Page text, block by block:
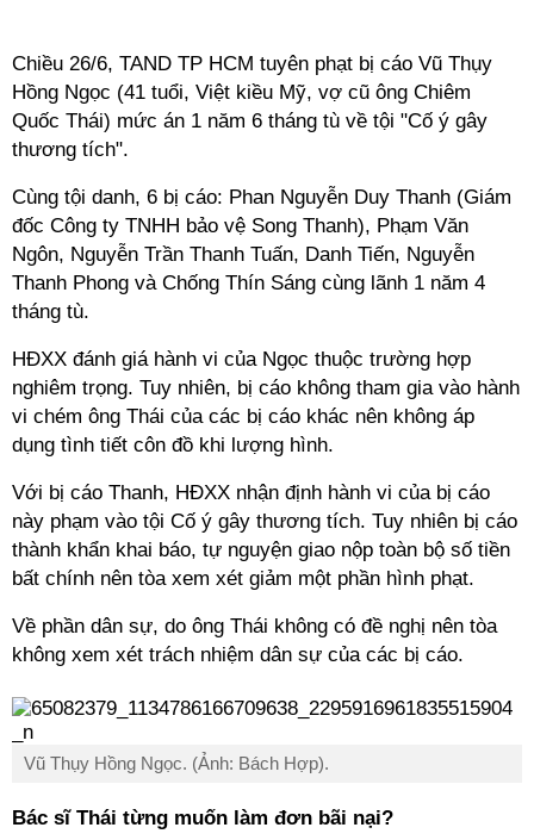
Chiều 26/6, TAND TP HCM tuyên phạt bị cáo Vũ Thụy
Hồng Ngọc (41 tuổi, Việt kiều Mỹ, vợ cũ ông Chiêm
Quốc Thái) mức án 1 năm 6 tháng tù về tội "Cố ý gây
thương tích".
Cùng tội danh, 6 bị cáo: Phan Nguyễn Duy Thanh (Giám
đốc Công ty TNHH bảo vệ Song Thanh), Phạm Văn
Ngôn, Nguyễn Trần Thanh Tuấn, Danh Tiến, Nguyễn
Thanh Phong và Chống Thín Sáng cùng lãnh 1 năm 4
tháng tù.
HĐXX đánh giá hành vi của Ngọc thuộc trường hợp
nghiêm trọng. Tuy nhiên, bị cáo không tham gia vào hành
vi chém ông Thái của các bị cáo khác nên không áp
dụng tình tiết côn đồ khi lượng hình.
Với bị cáo Thanh, HĐXX nhận định hành vi của bị cáo
này phạm vào tội Cố ý gây thương tích. Tuy nhiên bị cáo
thành khẩn khai báo, tự nguyện giao nộp toàn bộ số tiền
bất chính nên tòa xem xét giảm một phần hình phạt.
Về phần dân sự, do ông Thái không có đề nghị nên tòa
không xem xét trách nhiệm dân sự của các bị cáo.
Vũ Thụy Hồng Ngọc. (Ảnh: Bách Hợp).
Bác sĩ Thái từng muốn làm đơn bãi nại?